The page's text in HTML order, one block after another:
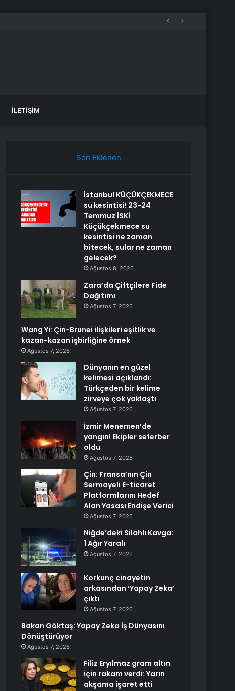
İLETIŞIM
Son Eklenen
İstanbul KÜÇÜKÇEKMECE
su kesintisi! 23-24
Temmuz İSKİ
Küçükçekmece su
kesintisi ne zaman
bitecek, sular ne zaman
gelecek?
Ağustos 8, 2026
Zara’da Çiftçilere Fide
Dağıtımı
Ağustos 7, 2026
Wang Yi: Çin-Brunei ilişkileri eşitlik ve
kazan-kazan işbirliğine örnek
Ağustos 7, 2026
Dünyanın en güzel
kelimesi açıklandı:
Türkçeden bir kelime
zirveye çok yaklaştı
Ağustos 7, 2026
İzmir Menemen’de
yangın! Ekipler seferber
oldu
Ağustos 7, 2026
Çin: Fransa’nın Çin
Sermayeli E-ticaret
Platformlarını Hedef
Alan Yasası Endişe Verici
Ağustos 7, 2026
Niğde’deki Silahlı Kavga:
1 Ağır Yaralı
Ağustos 7, 2026
Korkunç cinayetin
arkasından ‘Yapay Zeka’
çıktı
Ağustos 7, 2026
Bakan Göktaş: Yapay Zeka İş Dünyasını
Dönüştürüyor
Ağustos 7, 2026
Filiz Eryılmaz gram altın
için rakam verdi: Yarın
akşama işaret etti